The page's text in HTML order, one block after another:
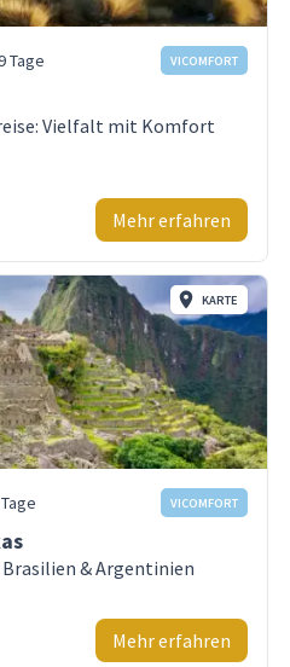
Tage VICOMFORT
Vielfalt mit Komfort
Mehr erfahren
KARTE
VICOMFORT
& Argentinien
Mehr erfahren